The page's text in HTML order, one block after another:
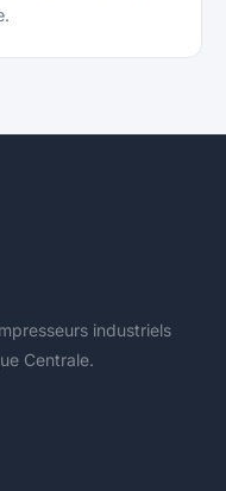
industriels
Centrale.